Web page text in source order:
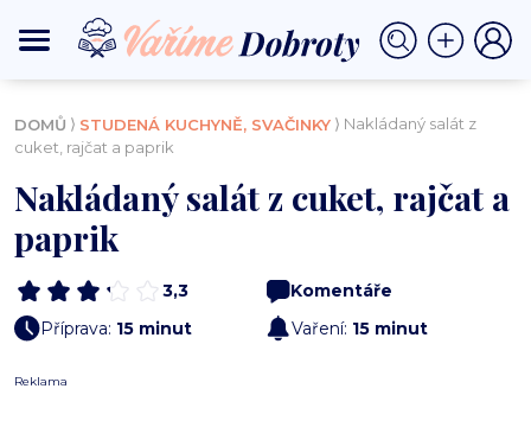
DOMŮ ⟩ STUDENÁ KUCHYNĚ, SVAČINKY ⟩ Nakládaný salát z
cuket, rajčat a paprik
Nakládaný salát z cuket, rajčat a
paprik
3,3
Komentáře
Příprava: 15 minut Vaření: 15 minut
Reklama